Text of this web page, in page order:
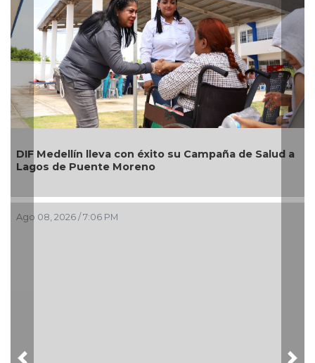
DIF Medellín lleva con éxito su Campaña de Salud a
Lagos de Puente Moreno
Ago 08, 2026 / 7:06 PM